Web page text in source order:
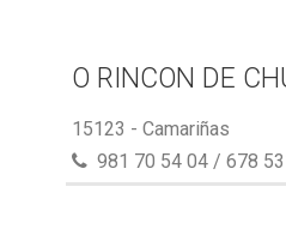
O RINCON DE
15123 - Camariñas
981 70 54 04 / 678